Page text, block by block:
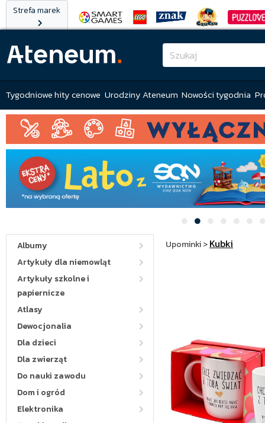
Strefa marek
Tygodniowe hity cenowe Urodziny Ateneum Nowości tygodnia
Albumy
Artykuły dla niemowląt
Artykuły szkolne i
papiernicze
Atlasy
Dewocjonalia
Dla dzieci
Dla zwierząt
Do nauki zawodu
Dom i ogród
Elektronika
Upominki>Kubki